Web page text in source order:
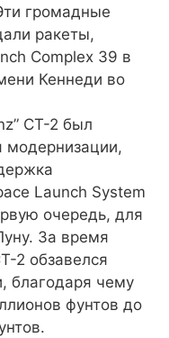
громадные
ракеты,
Complex 39 в
Кеннеди во
CT-2 был
модернизации,
Launch System
очередь, для
За время
2 обзавелся
благодаря чему
фунтов до